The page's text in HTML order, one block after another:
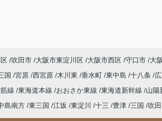
吹田市 大阪市東淀川区 大阪市西区 守口市 大
国 宮原 西宮原 木川東 垂水町 東中島 十八条
線 東海道本線 おおさか東線 東海道新幹線 山陽
島南方 東三国 江坂 東淀川 十三 豊津 三国 吹田